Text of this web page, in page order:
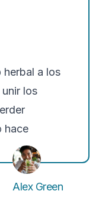
herbal a los
los
hace
Alex Green